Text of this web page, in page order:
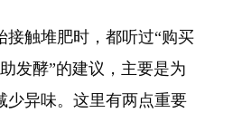
接触堆肥时，都听过“购买
发酵”的建议，主要是为
少异味。这里有两点重要